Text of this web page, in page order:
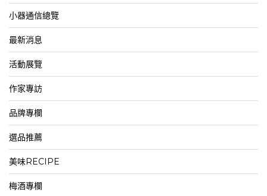
小器通信總覽
最新消息
活動展覽
作家專訪
品牌專欄
選品推薦
美味RECIPE
梅酒專欄